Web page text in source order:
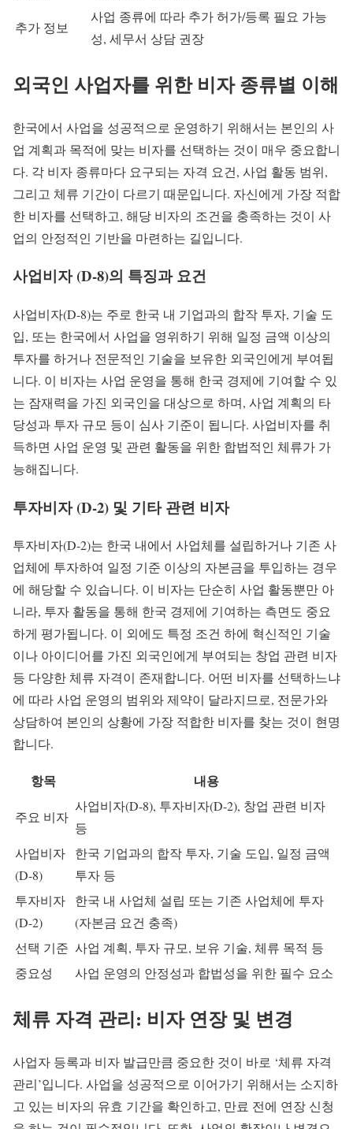
추가 정보
사업 종류에 따라 추가 허가/등록 필요 가능
성, 세무서 상담 권장
외국인 사업자를 위한 비자 종류별 이해
한국에서 사업을 성공적으로 운영하기 위해서는 본인의 사
업 계획과 목적에 맞는 비자를 선택하는 것이 매우 중요합니
다. 각 비자 종류마다 요구되는 자격 요건, 사업 활동 범위,
그리고 체류 기간이 다르기 때문입니다. 자신에게 가장 적합
한 비자를 선택하고, 해당 비자의 조건을 충족하는 것이 사
업의 안정적인 기반을 마련하는 길입니다.
사업비자 (D-8)의 특징과 요건
사업비자(D-8)는 주로 한국 내 기업과의 합작 투자, 기술 도
입, 또는 한국에서 사업을 영위하기 위해 일정 금액 이상의
투자를 하거나 전문적인 기술을 보유한 외국인에게 부여됩
니다. 이 비자는 사업 운영을 통해 한국 경제에 기여할 수 있
는 잠재력을 가진 외국인을 대상으로 하며, 사업 계획의 타
당성과 투자 규모 등이 심사 기준이 됩니다. 사업비자를 취
득하면 사업 운영 및 관련 활동을 위한 합법적인 체류가 가
능해집니다.
투자비자 (D-2) 및 기타 관련 비자
투자비자(D-2)는 한국 내에서 사업체를 설립하거나 기존 사
업체에 투자하여 일정 기준 이상의 자본금을 투입하는 경우
에 해당할 수 있습니다. 이 비자는 단순히 사업 활동뿐만 아
니라, 투자 활동을 통해 한국 경제에 기여하는 측면도 중요
하게 평가됩니다. 이 외에도 특정 조건 하에 혁신적인 기술
이나 아이디어를 가진 외국인에게 부여되는 창업 관련 비자
등 다양한 체류 자격이 존재합니다. 어떤 비자를 선택하느냐
에 따라 사업 운영의 범위와 제약이 달라지므로, 전문가와
상담하여 본인의 상황에 가장 적합한 비자를 찾는 것이 현명
합니다.
항목 내용
주요 비자
사업비자(D-8), 투자비자(D-2), 창업 관련 비자
등
사업비자
(D-8)
한국 기업과의 합작 투자, 기술 도입, 일정 금액
투자 등
투자비자
(D-2)
한국 내 사업체 설립 또는 기존 사업체에 투자
(자본금 요건 충족)
선택 기준 사업 계획, 투자 규모, 보유 기술, 체류 목적 등
중요성
사업 운영의 안정성과 합법성을 위한 필수 요소
체류 자격 관리: 비자 연장 및 변경
사업자 등록과 비자 발급만큼 중요한 것이 바로 ‘체류 자격
관리’입니다. 사업을 성공적으로 이어가기 위해서는 소지하
고 있는 비자의 유효 기간을 확인하고, 만료 전에 연장 신청